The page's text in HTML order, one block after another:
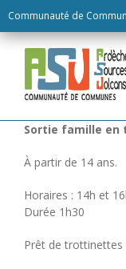
Communauté de
RÉSERVATIONS
Les réservations
to
content
Sortie famille
À partir de 14 ans.
Horaires : 14h et
Durée 1h30
Prêt de trottinettes